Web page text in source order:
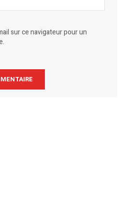
sur ce navigateur pour un